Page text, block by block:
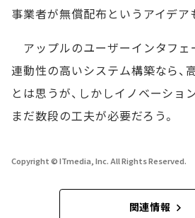
事業者が無償配布というアイデア
アップルのユーザーインタフェ
連動性の高いシステム構築なら、
とは思うが、しかしイノベーショ
まだ数段の工夫が必要だろう。
Copyright © ITmedia, Inc. All Rights Reserved.
関連情報